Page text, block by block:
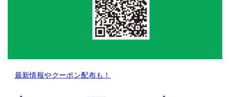
最新情報やクーポン配布も！